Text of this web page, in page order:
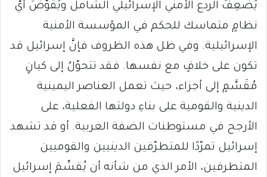
يُضعِفَ الردع الأمني ​​الإسرائيلي الشامل ويُقوّضَ أيَّ
نظامٍ متماسك للحكم في المؤسسة الأمنية
الإسرائيلية. وفي ظل هذه الظروف فإنَّ إسرائيل قد
تكون على خلافٍ مع نفسها. فقد تتحوّلُ إلى كيانٍ
مُقَسَّمٍ إلى أجزاء، حيث تعمل العناصر اليمينية
الدينية والقومية على بناءِ دولتها الفعلية، على
الأرجح في مستوطنات الضفة الغربية. أو قد تشهد
إسرائيل تمرّدًا للمتطرّفين الدينيين والقوميين
المتطرفين، الأمر الذي من شأنه أن يُقسِّمَ إسرائيل